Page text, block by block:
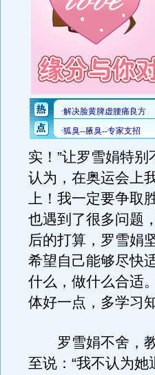
实！”让罗雪娟特
认为，在奥运会上
上！我一定要争取
也遇到了很多问题
后的打算，罗雪娟
希望自己能够尽快
什么，做什么合适
体好一点，多学习
罗雪娟不舍，教
至说：“我不认为